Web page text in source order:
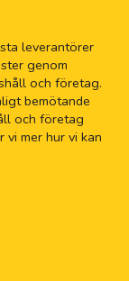
leverantörer
genom
och företag.
bemötande
och företag
mer hur vi kan